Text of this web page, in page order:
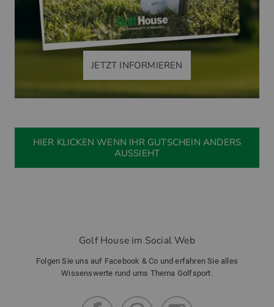
JETZT INFORMIEREN
HIER KLICKEN WENN IHR GUTSCHEIN ANDERS
AUSSIEHT
Golf House im Social Web
Folgen Sie uns auf Facebook & Co und erfahren Sie alles
Wissenswerte rund ums Thema Golfsport.